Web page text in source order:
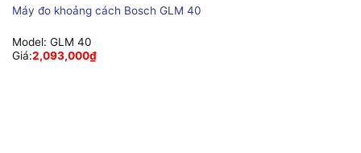
Máy đo khoảng cách Bosch GLM 40
Model: GLM 40
Giá:2,093,000₫